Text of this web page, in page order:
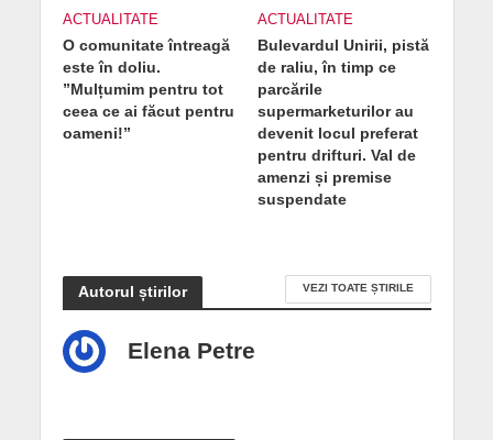
ACTUALITATE
O comunitate întreagă
este în doliu.
”Mulțumim pentru tot
ceea ce ai făcut pentru
oameni!”
ACTUALITATE
Bulevardul Unirii, pistă
de raliu, în timp ce
parcările
supermarketurilor au
devenit locul preferat
pentru drifturi. Val de
amenzi și premise
suspendate
Autorul știrilor VEZI TOATE ȘTIRILE
Elena Petre